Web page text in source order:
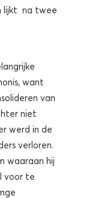
lijkt na twee
want
van
niet
werd in de
verloren.
waaraan hij
voor te